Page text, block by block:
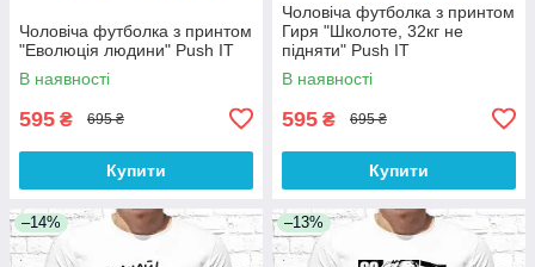
Чоловіча футболка з принтом
"Еволюція людини" Push IT
В наявності
595 ₴ 695 ₴
Купити
Чоловіча футболка з принтом
Гиря "Школоте, 32кг не
підняти" Push IT
В наявності
595 ₴ 695 ₴
Купити
–14% –13%